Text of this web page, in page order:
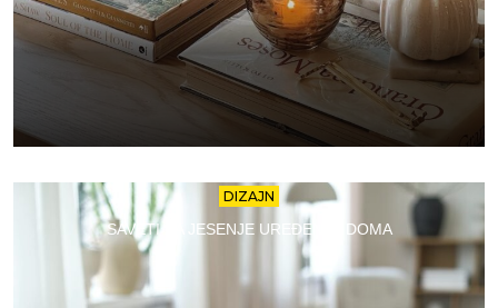
DIZAJN
SAVETI ZA JESENJE UREĐENJE DOMA